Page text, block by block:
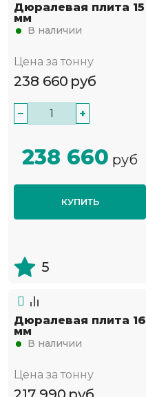
Дюралевая плита 15
мм
В наличии
Цена за тонну
238 660 руб
− +
238 660 руб
КУПИТЬ
5
Дюралевая плита 16
мм
В наличии
Цена за тонну